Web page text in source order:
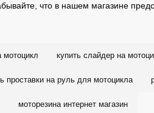
что в нашем магазине
мотоцикл купить слайдер на
проставки на руль для мотоцикла
моторезина интернет магазин